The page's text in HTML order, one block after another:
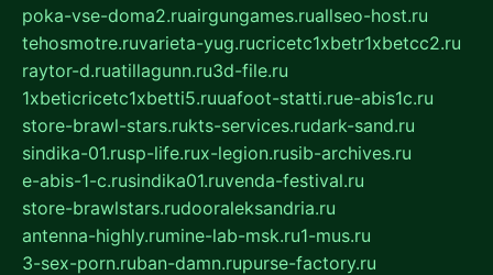
poka-vse-doma2.ruairgungames.ruallseo-host.ru
tehosmotre.ruvarieta-yug.rucricetc1xbetr1xbetcc2.ru
raytor-d.ruatillagunn.ru3d-file.ru
1xbeticricetc1xbetti5.ruuafoot-statti.rue-abis1c.ru
store-brawl-stars.rukts-services.rudark-sand.ru
sindika-01.rusp-life.rux-legion.rusib-archives.ru
e-abis-1-c.rusindika01.ruvenda-festival.ru
store-brawlstars.rudooraleksandria.ru
antenna-highly.rumine-lab-msk.ru1-mus.ru
3-sex-porn.ruban-damn.rupurse-factory.ru